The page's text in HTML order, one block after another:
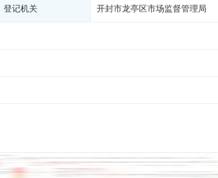
登记机关 开封市龙亭区市场监督管理局